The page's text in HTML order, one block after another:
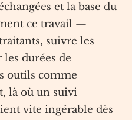
et la base du
ce travail —
suivre les
durées de
outils comme
là où un suivi
vite ingérable dès